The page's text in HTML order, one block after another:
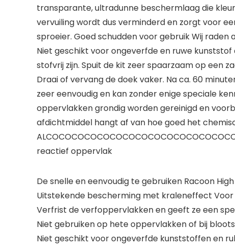
transparante, ultradunne beschermlaag die
vervuiling wordt dus verminderd en zorgt voor
sproeier. Goed schudden voor gebruik Wij
Niet geschikt voor ongeverfde en ruwe
stofvrij zijn. Spuit de kit zeer spaarzaam op een
Draai of vervang de doek vaker. Na ca. 60
zeer eenvoudig en kan zonder enige speciale
oppervlakken grondig worden gereinigd en
afdichtmiddel hangt af van hoe goed het
reactief oppervlak
De snelle en eenvoudig te gebruiken Racoon
Uitstekende bescherming met kraleneffect
Verfrist de verfoppervlakken en geeft ze een
Niet gebruiken op hete oppervlakken of bij
Niet geschikt voor ongeverfde kunststoffen en